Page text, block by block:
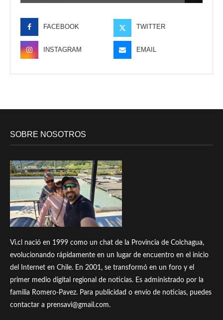
FACEBOOK TWITTER
INSTAGRAM EMAIL
SOBRE NOSOTROS
Vi.cl nació en 1999 como un chat de la Provincia de Colchagua,
evolucionando rápidamente en un lugar de encuentro en el inicio
del Internet en Chile. En 2001, se transformó en un foro y el
primer medio digital regional de noticias. Es administrado por la
familia Romero-Pavez. Para publicidad o envío de noticias, puedes
contactar a prensavi@gmail.com.